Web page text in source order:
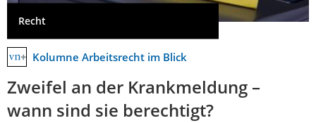
Recht
Kolumne Arbeitsrecht im Blick
Zweifel an der Krankmeldung –
wann sind sie berechtigt?